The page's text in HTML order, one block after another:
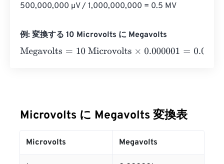
500,000,000 µV / 1,000,000,000 = 0.5 MV
例: 変換する 10 Microvolts に Megavolts
Megavolts= 10 Microvolts×0.000001=0.00001 Megavolts
Microvolts に Megavolts 変換表
Microvolts Megavolts